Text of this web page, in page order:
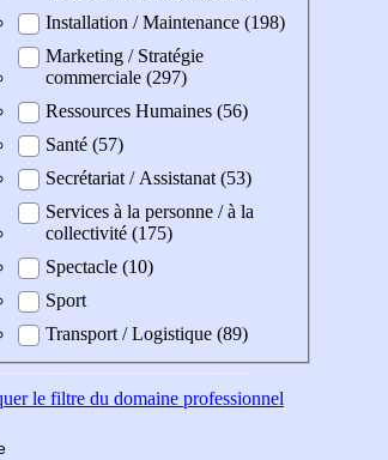
Installation / Maintenance (198)
Marketing / Stratégie
commerciale (297)
Ressources Humaines (56)
Santé (57)
Secrétariat / Assistanat (53)
Services à la personne / à la
collectivité (175)
Spectacle (10)
Sport
Transport / Logistique (89)
le filtre du domaine professionnel